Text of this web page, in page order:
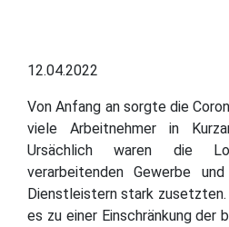
12.04.2022
Von Anfang an sorgte die
viele Arbeitnehmer in
Ursächlich waren die
verarbeitenden Gewerbe
Dienstleistern stark
es zu einer Einschränkung der